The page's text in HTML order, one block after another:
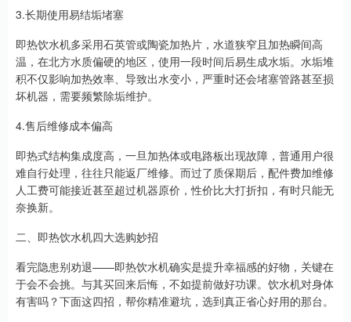
3.长期使用易结垢堵塞
即热饮水机多采用石英管或陶瓷加热片，水道狭窄且加热瞬间高
温，在北方水质偏硬的地区，使用一段时间后易生成水垢。水垢堆
积不仅影响加热效率、导致出水变小，严重时还会堵塞管路甚至损
坏机器，需要频繁除垢维护。
4.售后维修成本偏高
即热式结构集成度高，一旦加热体或电路板出现故障，普通用户很
难自行处理，往往只能返厂维修。而过了质保期后，配件费加维修
人工费可能接近甚至超过机器原价，性价比大打折扣，有时只能无
奈换新。
二、即热饮水机四大选购妙招
看完隐患别劝退——即热饮水机确实是提升幸福感的好物，关键在
于会不会挑。与其买回来后悔，不如提前做好功课。饮水机对身体
有害吗？下面这四招，帮你精准避坑，选到真正省心好用的那台。